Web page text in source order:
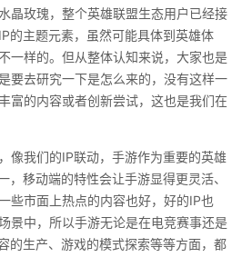
晶玫瑰，整个英雄联盟生态用户已经接
的主题元素，虽然可能具体到英雄体
一样的。但从整体认知来说，大家也是
要去研究一下是怎么来的，没有这样一
富的内容或者创新尝试，这也是我们在
我们的IP联动，手游作为重要的英雄
，移动端的特性会让手游显得更灵活、
些市面上热点的内容也好，好的IP也
景中，所以手游无论是在电竞赛事还是
的生产、游戏的模式探索等等方面，都